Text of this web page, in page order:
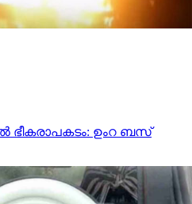
ഭീകരാപകടം: ഉംറ ബസ്